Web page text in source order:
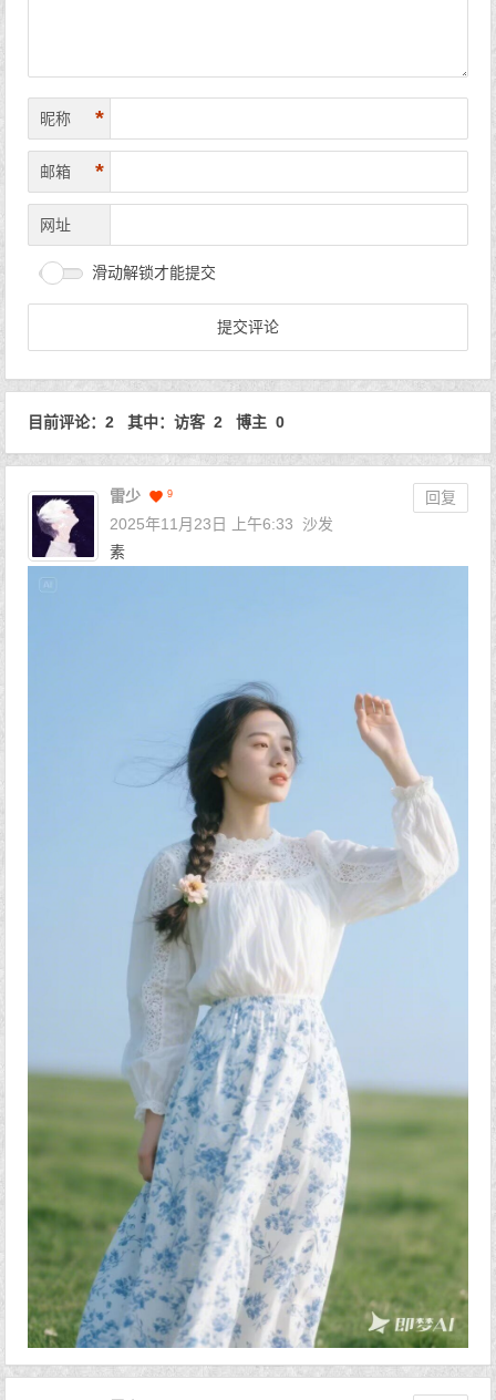
昵称 *
邮箱 *
网址
滑动解锁才能提交
目前评论：2 其中：访客 2 博主 0
雷少 9
回复
2025年11月23日 上午6:33
沙发
素